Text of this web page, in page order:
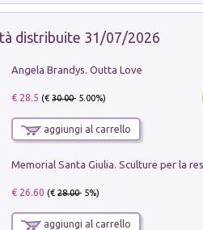
distribuite 31/07/2026
Angela Brandys. Outta Love
€ 28.5 (€30.00- 5.00%)
aggiungi al carrello
€ 26.60 (€28.00- 5%)
aggiungi al carrello